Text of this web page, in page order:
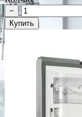
−
Купить